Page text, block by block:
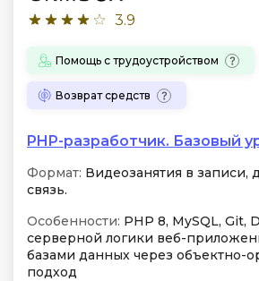
3.9
Помощь с трудоустройством
Возврат средств
PHP-разработчик. Базовый
Формат: Видеозанятия в записи,
связь.
Особенности: PHP 8, MySQL, Git,
серверной логики веб-
базами данных через объектно-
подход